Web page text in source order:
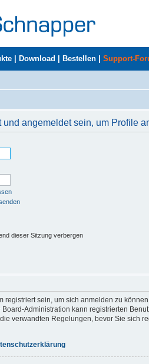
Download Bestellen Support-
und angemeldet sein, um Profile
dieser Sitzung verbergen
registriert sein, um sich anmelden zu
Administration kann registrierten
verwandten Regelungen, bevor Sie sich